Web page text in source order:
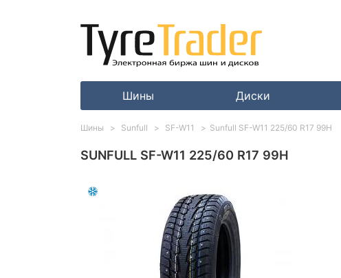
Шины Диски
SUNFULL SF-W11 225/60 R17 99H
Шины Sunfull SF-W11 Sunfull SF-W11 225/60 R17 99H